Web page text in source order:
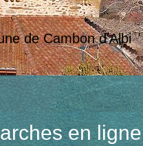
en ligne